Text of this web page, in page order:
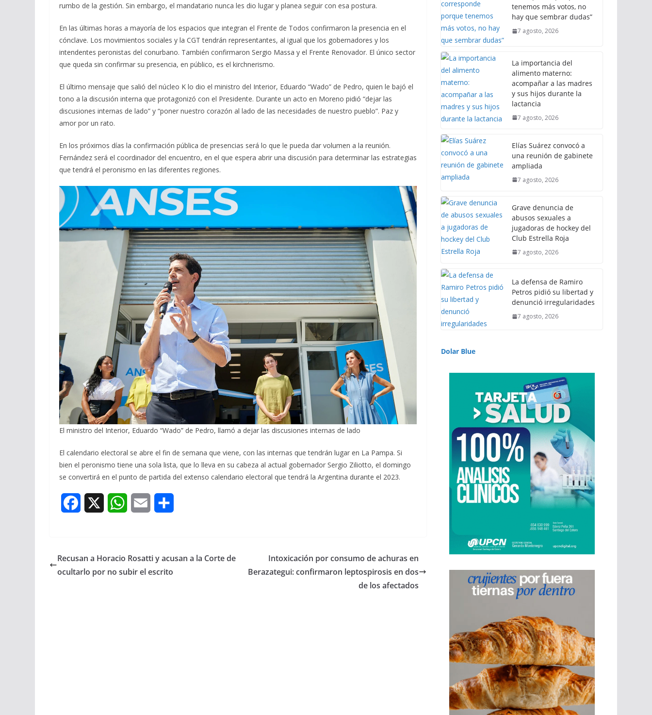
rumbo de la gestión. Sin embargo, el mandatario nunca les dio lugar y planea seguir con esa postura.
En las últimas horas a mayoría de los espacios que integran el Frente de Todos confirmaron la presencia en el
cónclave. Los movimientos sociales y la CGT tendrán representantes, al igual que los gobernadores y los
intendentes peronistas del conurbano. También confirmaron Sergio Massa y el Frente Renovador. El único sector
que queda sin confirmar su presencia, en público, es el kirchnerismo.
El último mensaje que salió del núcleo K lo dio el ministro del Interior, Eduardo “Wado” de Pedro, quien le bajó el
tono a la discusión interna que protagonizó con el Presidente. Durante un acto en Moreno pidió “dejar las
discusiones internas de lado” y “poner nuestro corazón al lado de las necesidades de nuestro pueblo”. Paz y
amor por un rato.
En los próximos días la confirmación pública de presencias será lo que le pueda dar volumen a la reunión.
Fernández será el coordinador del encuentro, en el que espera abrir una discusión para determinar las estrategias
que tendrá el peronismo en las diferentes regiones.
El ministro del Interior, Eduardo “Wado” de Pedro, llamó a dejar las discusiones internas de lado
El calendario electoral se abre el fin de semana que viene, con las internas que tendrán lugar en La Pampa. Si
bien el peronismo tiene una sola lista, que lo lleva en su cabeza al actual gobernador Sergio Ziliotto, el domingo
se convertirá en el punto de partida del extenso calendario electoral que tendrá la Argentina durante el 2023.
e
W
t
i
r
Recusan a Horacio Rosatti y acusan a la Corte de
ocultarlo por no subir el escrito
Intoxicación por consumo de achuras en
Berazategui: confirmaron leptospirosis en dos
de los afectados
tenemos más votos, no
hay que sembrar dudas”
7 agosto, 2026
La importancia del
alimento materno:
acompañar a las madres
y sus hijos durante la
lactancia
7 agosto, 2026
Elías Suárez convocó a
una reunión de gabinete
ampliada
7 agosto, 2026
Grave denuncia de
abusos sexuales a
jugadoras de hockey del
Club Estrella Roja
7 agosto, 2026
La defensa de Ramiro
Petros pidió su libertad y
denunció irregularidades
7 agosto, 2026
Dolar Blue